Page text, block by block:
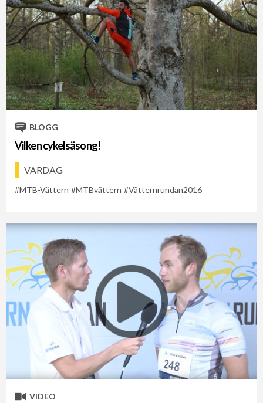
BLOGG
Vilken cykelsäsong!
VARDAG
MTB-Vättern MTBvättern Vätternrundan2016
VIDEO